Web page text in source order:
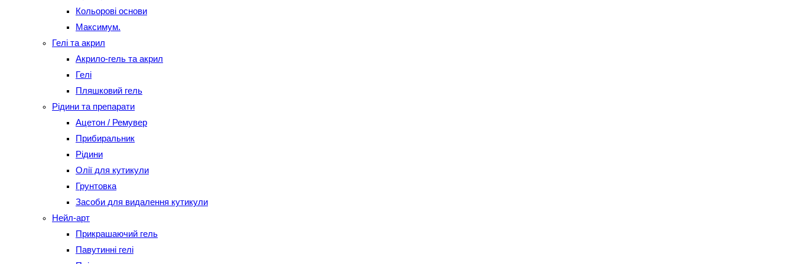
Кольорові основи
Максимум.
Гелі та акрил
Акрило-гель та акрил
Гелі
Пляшковий гель
Рідини та препарати
Ацетон / Ремувер
Прибиральник
Рідини
Олії для кутикули
Грунтовка
Засоби для видалення кутикули
Нейл-арт
Прикрашаючий гель
Павутинні гелі